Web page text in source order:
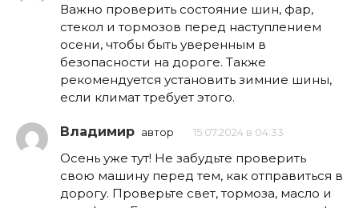
Важно проверить состояние шин, фар,
стекол и тормозов перед наступлением
осени, чтобы быть уверенным в
безопасности на дороге. Также
рекомендуется установить зимние шины,
если климат требует этого.
Владимир автор 15.07.2024 в 04:33
Осень уже тут! Не забудьте проверить
свою машину перед тем, как отправиться в
дорогу. Проверьте свет, тормоза, масло и